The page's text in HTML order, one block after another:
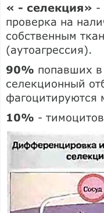
« - селекция» -
проверка на
собственным
(аутоагрессия).
90% попавших в
селекционный
фагоцитируются
10% -